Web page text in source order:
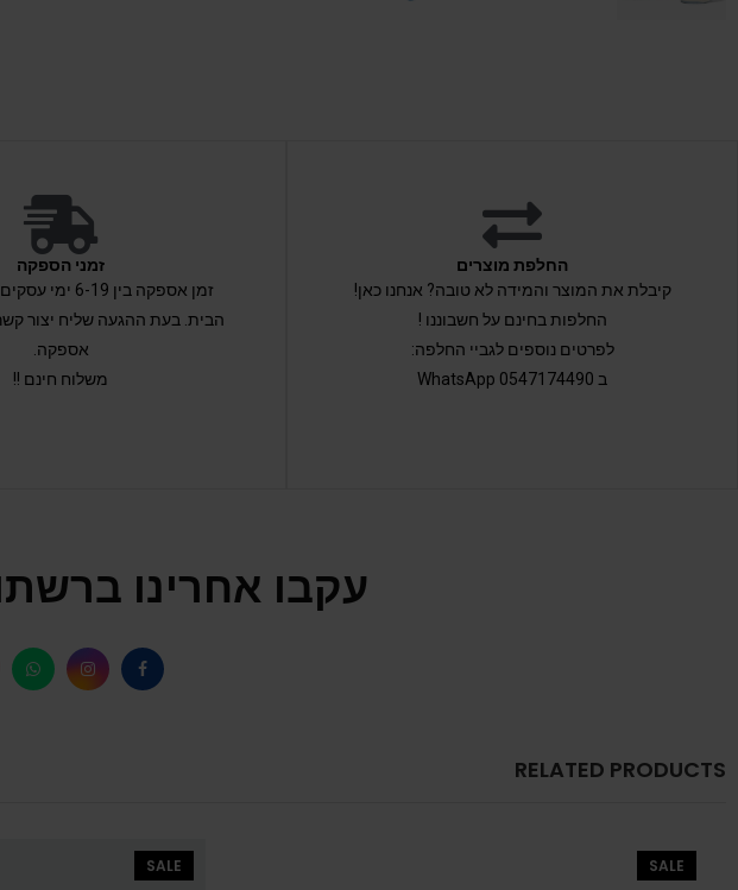
החלפת מוצרים
קיבלת את המוצר והמידה לא טובה? אנחנו כאן!
החלפות בחינם על חשבוננו !
לפרטים נוספים לגביי החלפה:
ב 0547174490 WhatsApp
זמני הספקה
זמן אספקה בין 6-
הבית. בעת ההגעה שליח יצור
אספקה.
משלוח חינם !!
עקבו אחרינו
RELATED PRODUCTS
SALE
SALE